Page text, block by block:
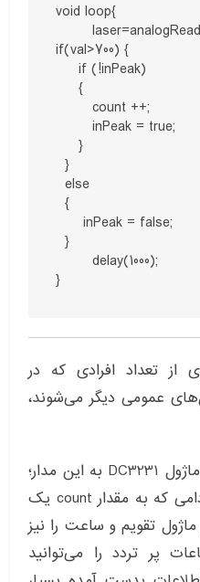
void loop{
	laser=analogRead(A0);
if(val>700) {
     if (!inPeak)
     {
        count ++;
        inPeak = true;
     }
  }
  else
  {
      inPeak = false;
  }
	delay(1000);
}
از تعداد افرادی که در
عمومی دیگر می‌شوند،
همچنین می‌توانید با افزودن ماژول DC3231 به این مدار؛
زمان را هم محاسبه کنید. مادامی که به مقدار count یک
تقویم و ساعت را نیز
پر تردد را می‌توانید